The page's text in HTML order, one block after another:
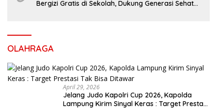
Bergizi Gratis di Sekolah, Dukung Generasi Sehat
OLAHRAGA
April 29, 2026
Jelang Judo Kapolri Cup 2026, Kapolda
Lampung Kirim Sinyal Keras : Target Prestasi